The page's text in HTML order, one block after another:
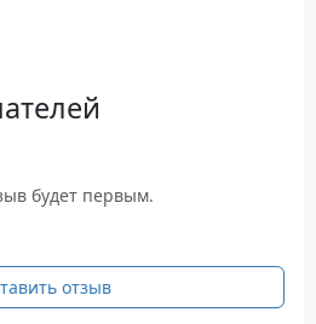
предусмотрены
будет первым.
отзыв